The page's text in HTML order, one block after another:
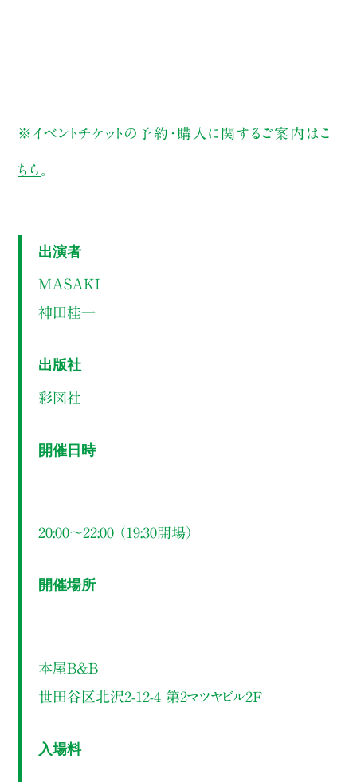
※イベントチケットの予約・購入に関するご案内は こ
ちら
出演者
MASAKI
神田桂一
出版社
彩図社
開催日時
20:00～22:00 （19:30開場）
開催場所
本屋B&B
世田谷区北沢2-12-4 第2マツヤビル2F
入場料